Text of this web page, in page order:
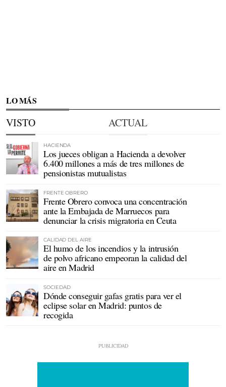
LO MÁS
VISTO ACTUAL
HACIENDA
Los jueces obligan a Hacienda a devolver
6.400 millones a más de tres millones de
pensionistas mutualistas
FRENTE OBRERO
Frente Obrero convoca una concentración
ante la Embajada de Marruecos para
denunciar la crisis migratoria en Ceuta
CALIDAD DEL AIRE
El humo de los incendios y la intrusión
de polvo africano empeoran la calidad del
aire en Madrid
SOCIEDAD
Dónde conseguir gafas gratis para ver el
eclipse solar en Madrid: puntos de
recogida